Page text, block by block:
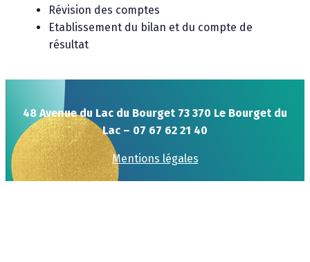
Révision des comptes
Etablissement du bilan et du compte de
résultat
48 Avenue du Lac du Bourget 73 370 Le Bourget du
Lac – 07 67 62 21 40
Mentions légales